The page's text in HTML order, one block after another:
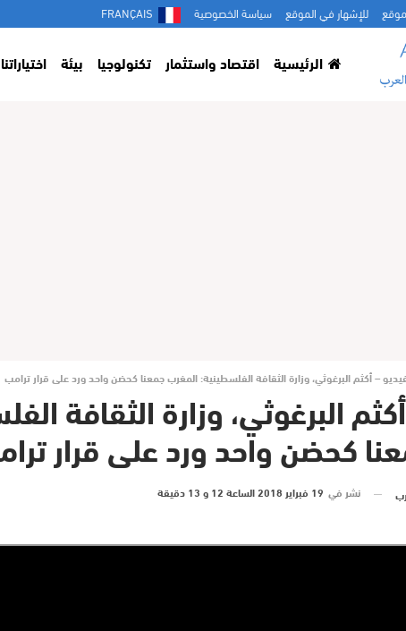
للإشهار في الموقع سياسة الخصوصية FRANÇAIS
الرئيسية اقتصاد واستثمار تكنولوجيا بيئة
– أكثم البرغوثي، وزارة الثقافة الفلسطينية: المغرب جمعنا كحضن واحد ورد على قرار ترامب
البرغوثي، وزارة الثقافة
كحضن واحد ورد على قرار
نشر في 19 فبراير 2018 الساعة 12 و 13 دقيقة